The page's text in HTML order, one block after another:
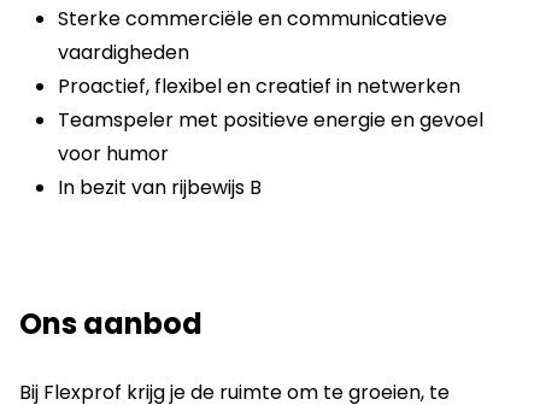
Sterke commerciële en communicatieve
vaardigheden
Proactief, flexibel en creatief in netwerken
Teamspeler met positieve energie en gevoel
voor humor
In bezit van rijbewijs B
Ons aanbod
Bij Flexprof krijg je de ruimte om te groeien, te